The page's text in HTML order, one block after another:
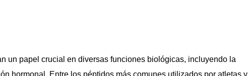
un papel crucial en diversas funciones biológicas, incluyendo la
hormonal. Entre los péptidos más comunes utilizados por atletas y